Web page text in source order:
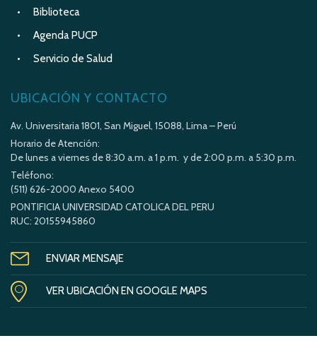
Biblioteca
Agenda PUCP
Servicio de Salud
UBICACIÓN Y CONTACTO
Av. Universitaria 1801, San Miguel, 15088, Lima – Perú
Horario de Atención:
De lunes a viernes de 8:30 a.m. a 1 p.m. y de 2:00 p.m. a 5:30 p.m.
Teléfono:
(511) 626-2000 Anexo 5400
PONTIFICIA UNIVERSIDAD CATOLICA DEL PERU
RUC: 20155945860
ENVIAR MENSAJE
VER UBICACIÓN EN GOOGLE MAPS